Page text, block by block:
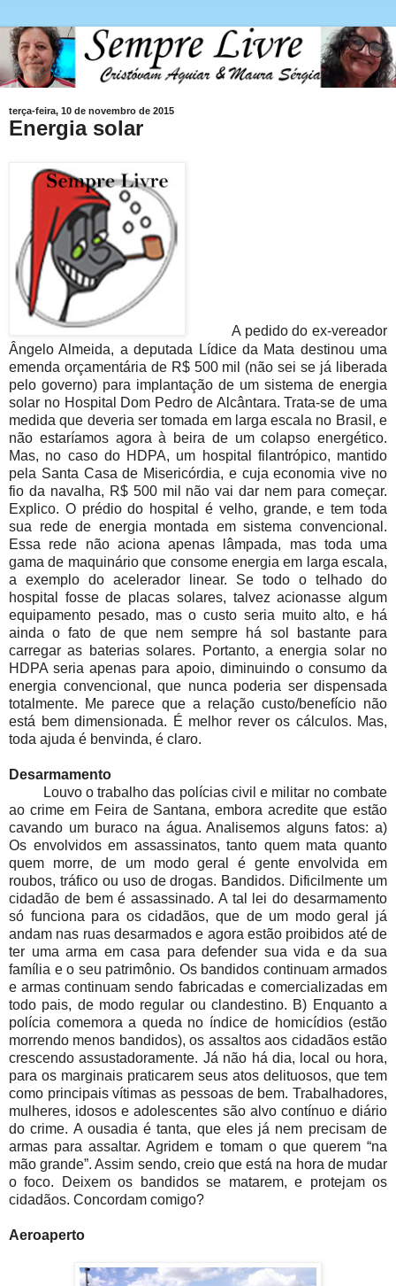
terça-feira, 10 de novembro de 2015
Energia solar
A pedido do ex-vereador
Ângelo Almeida, a deputada Lídice da Mata destinou uma
emenda orçamentária de R$ 500 mil (não sei se já liberada
pelo governo) para implantação de um sistema de energia
solar no Hospital Dom Pedro de Alcântara. Trata-se de uma
medida que deveria ser tomada em larga escala no Brasil, e
não estaríamos agora à beira de um colapso energético.
Mas, no caso do HDPA, um hospital filantrópico, mantido
pela Santa Casa de Misericórdia, e cuja economia vive no
fio da navalha, R$ 500 mil não vai dar nem para começar.
Explico. O prédio do hospital é velho, grande, e tem toda
sua rede de energia montada em sistema convencional.
Essa rede não aciona apenas lâmpada, mas toda uma
gama de maquinário que consome energia em larga escala,
a exemplo do acelerador linear. Se todo o telhado do
hospital fosse de placas solares, talvez acionasse algum
equipamento pesado, mas o custo seria muito alto, e há
ainda o fato de que nem sempre há sol bastante para
carregar as baterias solares. Portanto, a energia solar no
HDPA seria apenas para apoio, diminuindo o consumo da
energia convencional, que nunca poderia ser dispensada
totalmente. Me parece que a relação custo/benefício não
está bem dimensionada. É melhor rever os cálculos. Mas,
toda ajuda é benvinda, é claro.
Desarmamento
Louvo o trabalho das polícias civil e militar no combate
ao crime em Feira de Santana, embora acredite que estão
cavando um buraco na água. Analisemos alguns fatos: a)
Os envolvidos em assassinatos, tanto quem mata quanto
quem morre, de um modo geral é gente envolvida em
roubos, tráfico ou uso de drogas. Bandidos. Dificilmente um
cidadão de bem é assassinado. A tal lei do desarmamento
só funciona para os cidadãos, que de um modo geral já
andam nas ruas desarmados e agora estão proibidos até de
ter uma arma em casa para defender sua vida e da sua
família e o seu patrimônio. Os bandidos continuam armados
e armas continuam sendo fabricadas e comercializadas em
todo pais, de modo regular ou clandestino. B) Enquanto a
polícia comemora a queda no índice de homicídios (estão
morrendo menos bandidos), os assaltos aos cidadãos estão
crescendo assustadoramente. Já não há dia, local ou hora,
para os marginais praticarem seus atos delituosos, que tem
como principais vítimas as pessoas de bem. Trabalhadores,
mulheres, idosos e adolescentes são alvo contínuo e diário
do crime. A ousadia é tanta, que eles já nem precisam de
armas para assaltar. Agridem e tomam o que querem “na
mão grande”. Assim sendo, creio que está na hora de mudar
o foco. Deixem os bandidos se matarem, e protejam os
cidadãos. Concordam comigo?
Aeroaperto